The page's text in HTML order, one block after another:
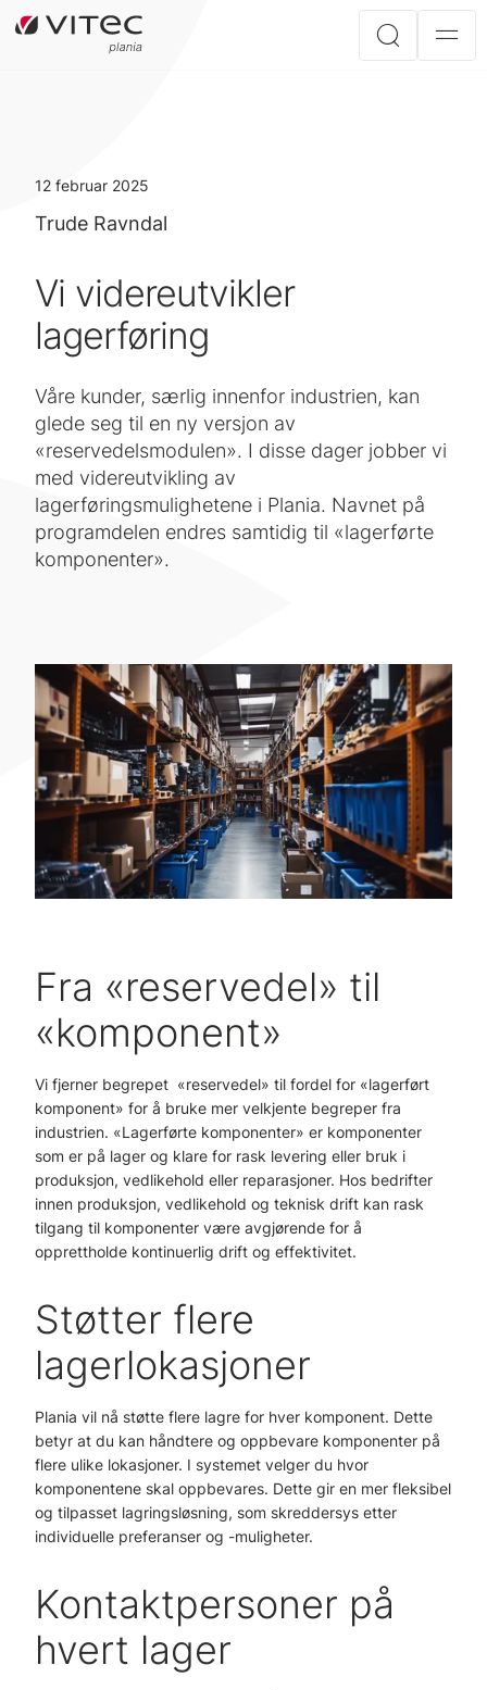
12 februar 2025
Trude Ravndal
Vi videreutvikler
lagerføring
Våre kunder, særlig innenfor industrien, kan
glede seg til en ny versjon av
«reservedelsmodulen». I disse dager jobber vi
med videreutvikling av
lagerføringsmulighetene i Plania. Navnet på
programdelen endres samtidig til «lagerførte
komponenter».
Fra «reservedel» til
«komponent»
Vi fjerner begrepet «reservedel» til fordel for «lagerført
komponent» for å bruke mer velkjente begreper fra
industrien. «Lagerførte komponenter» er komponenter
som er på lager og klare for rask levering eller bruk i
produksjon, vedlikehold eller reparasjoner. Hos bedrifter
innen produksjon, vedlikehold og teknisk drift kan rask
tilgang til komponenter være avgjørende for å
opprettholde kontinuerlig drift og effektivitet.
Støtter flere
lagerlokasjoner
Plania vil nå støtte flere lagre for hver komponent. Dette
betyr at du kan håndtere og oppbevare komponenter på
flere ulike lokasjoner. I systemet velger du hvor
komponentene skal oppbevares. Dette gir en mer fleksibel
og tilpasset lagringsløsning, som skreddersys etter
individuelle preferanser og -muligheter.
Kontaktpersoner på
hvert lager